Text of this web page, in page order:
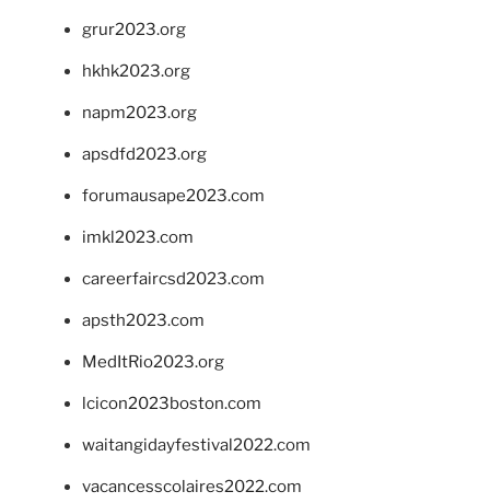
grur2023.org
hkhk2023.org
napm2023.org
apsdfd2023.org
forumausape2023.com
imkl2023.com
careerfaircsd2023.com
apsth2023.com
MedItRio2023.org
lcicon2023boston.com
waitangidayfestival2022.com
vacancesscolaires2022.com